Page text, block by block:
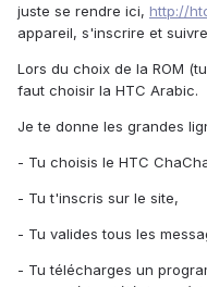
juste se rendre ici, http://
appareil, s'inscrire et
Lors du choix de la ROM
faut choisir la HTC Arabic.
Je te donne les grandes
- Tu choisis le HTC
- Tu t'inscris sur le site,
- Tu valides tous les
- Tu télécharges un